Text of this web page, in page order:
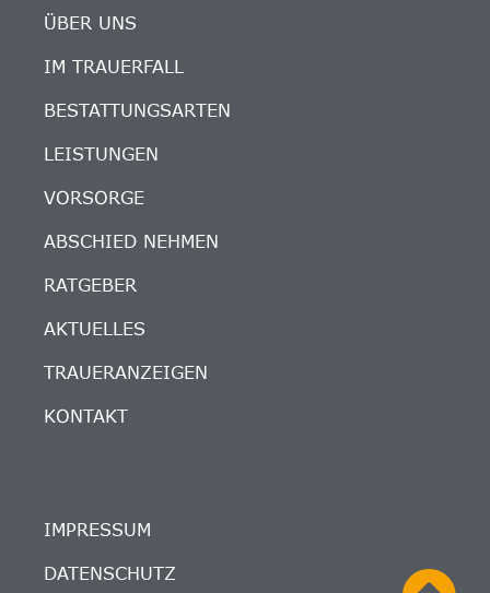
ÜBER UNS
IM TRAUERFALL
BESTATTUNGSARTEN
LEISTUNGEN
VORSORGE
ABSCHIED NEHMEN
RATGEBER
AKTUELLES
TRAUERANZEIGEN
KONTAKT
IMPRESSUM
DATENSCHUTZ